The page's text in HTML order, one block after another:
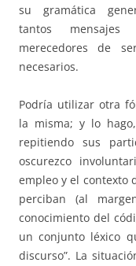
su gramática
tantos mensajes
merecedores de
necesarios.
Podría utilizar otra
la misma; y lo
repitiendo sus
oscurezco
empleo y el contexto
perciban (al
conocimiento del
un conjunto léxico
discurso”. La